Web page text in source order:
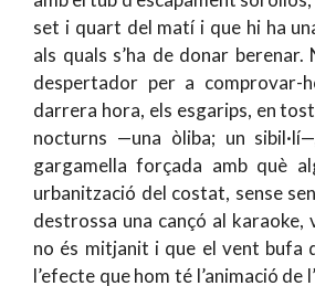
set i quart del matí i que hi ha
als quals s’ha de donar
despertador per a comprovar-
darrera hora, els esgarips, en
nocturns —una òliba; un
gargamella forçada amb què
urbanització del costat, sense
destrossa una cançó al karaoke,
no és mitjanit i que el vent bufa
l’efecte que hom té l’animació de